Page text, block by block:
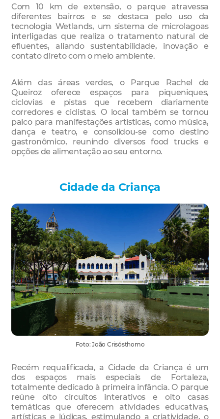
Com 10 km de extensão, o parque atravessa
diferentes bairros e se destaca pelo uso da
tecnologia Wetlands, um sistema de microlagoas
interligadas que realiza o tratamento natural de
efluentes, aliando sustentabilidade, inovação e
contato direto com o meio ambiente.
Além das áreas verdes, o Parque Rachel de
Queiroz oferece espaços para piqueniques,
ciclovias e pistas que recebem diariamente
corredores e ciclistas. O local também se tornou
palco para manifestações artísticas, como música,
dança e teatro, e consolidou-se como destino
gastronômico, reunindo diversos food trucks e
opções de alimentação ao seu entorno.
Cidade da Criança
Foto: João Crisósthomo
Recém requalificada, a Cidade da Criança é um
dos espaços mais especiais de Fortaleza,
totalmente dedicado à primeira infância. O parque
reúne oito circuitos interativos e oito casas
temáticas que oferecem atividades educativas,
artísticas e lúdicas, estimulando a criatividade, o